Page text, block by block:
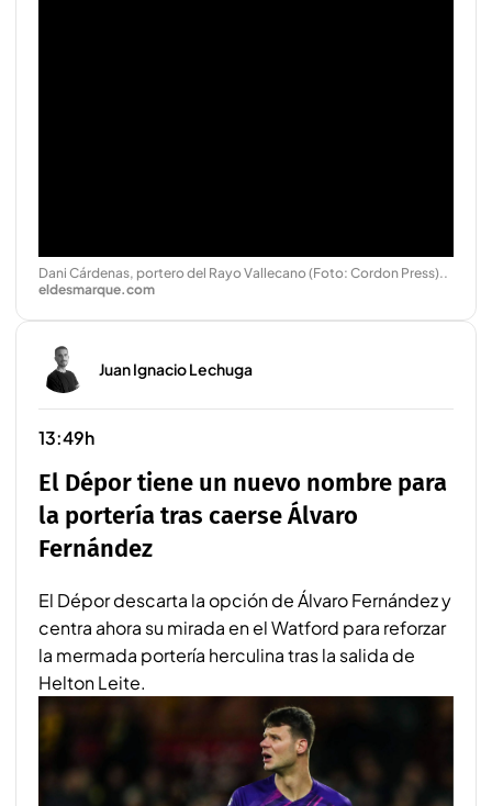
Dani Cárdenas, portero del Rayo Vallecano (Foto: Cordon Press)..
eldesmarque.com
Juan Ignacio Lechuga
13:49h
El Dépor tiene un nuevo nombre para
la portería tras caerse Álvaro
Fernández
El Dépor descarta la opción de Álvaro Fernández y
centra ahora su mirada en el Watford para reforzar
la mermada portería herculina tras la salida de
Helton Leite.